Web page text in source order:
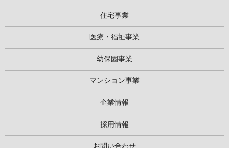
住宅事業
医療・福祉事業
幼保園事業
マンション事業
企業情報
採用情報
お問い合わせ